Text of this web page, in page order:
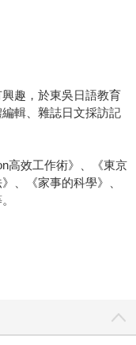
趣，於東吳日語教育
輯、雜誌日文採訪記
高效工作術》、《東京
、《家事的科學》、